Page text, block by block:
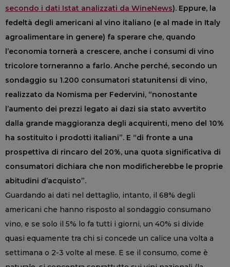
secondo i dati Istat analizzati da WineNews). Eppure, la
fedeltà degli americani al vino italiano (e al made in Italy
agroalimentare in genere) fa sperare che, quando
l’economia tornerà a crescere, anche i consumi di vino
tricolore torneranno a farlo. Anche perché, secondo un
sondaggio su 1.200 consumatori statunitensi di vino,
realizzato da Nomisma per Federvini, “nonostante
l’aumento dei prezzi legato ai dazi sia stato avvertito
dalla grande maggioranza degli acquirenti, meno del 10%
ha sostituito i prodotti italiani”. E “di fronte a una
prospettiva di rincaro del 20%, una quota significativa di
consumatori dichiara che non modificherebbe le proprie
abitudini d’acquisto”.
Guardando ai dati nel dettaglio, intanto, il 68% degli
americani che hanno risposto al sondaggio consumano
vino, e se solo il 5% lo fa tutti i giorni, un 40% si divide
quasi equamente tra chi si concede un calice una volta a
settimana o 2-3 volte al mese. E se il consumo, come è